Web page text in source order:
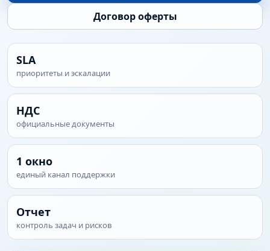
Договор оферты
SLA
приоритеты и эскалации
НДС
официальные документы
1 окно
единый канал поддержки
Отчет
контроль задач и рисков